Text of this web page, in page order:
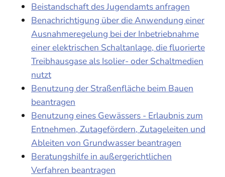
Beistandschaft des Jugendamts anfragen
Benachrichtigung über die Anwendung einer
Ausnahmeregelung bei der Inbetriebnahme
einer elektrischen Schaltanlage, die fluorierte
Treibhausgase als Isolier- oder Schaltmedien
nutzt
Benutzung der Straßenfläche beim Bauen
beantragen
Benutzung eines Gewässers - Erlaubnis zum
Entnehmen, Zutagefördern, Zutageleiten und
Ableiten von Grundwasser beantragen
Beratungshilfe in außergerichtlichen
Verfahren beantragen